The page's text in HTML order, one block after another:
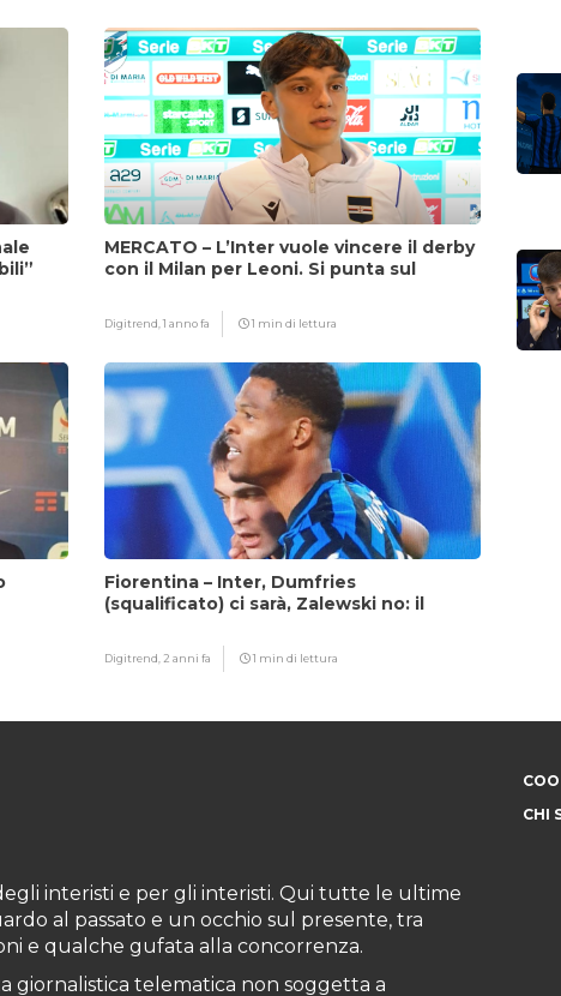
MERCATO – L’Inter vuole vincere il derby
con il Milan per Leoni. Si punta sul
Digitrend,1 anno fa 1 min di lettura
Fiorentina – Inter, Dumfries
(squalificato) ci sarà, Zalewski no: il
Digitrend,2 anni fa 1 min di lettura
interisti e per gli interisti. Qui tutte le ultime
al passato e un occhio sul presente, tra
e qualche gufata alla concorrenza.
giornalistica telematica non soggetta a
CHI